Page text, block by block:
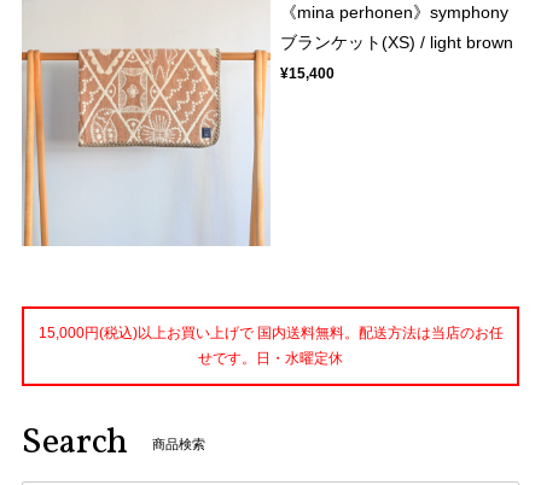
《mina perhonen》symphony
ブランケット(XS) / light brown
¥15,400
15,000円(税込)以上お買い上げで 国内送料無料。配送方法は当店のお任
せです。日・水曜定休
Search 商品検索